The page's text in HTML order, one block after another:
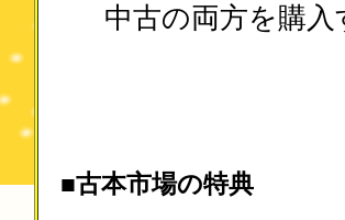
中古の両方を購
■古本市場の特典